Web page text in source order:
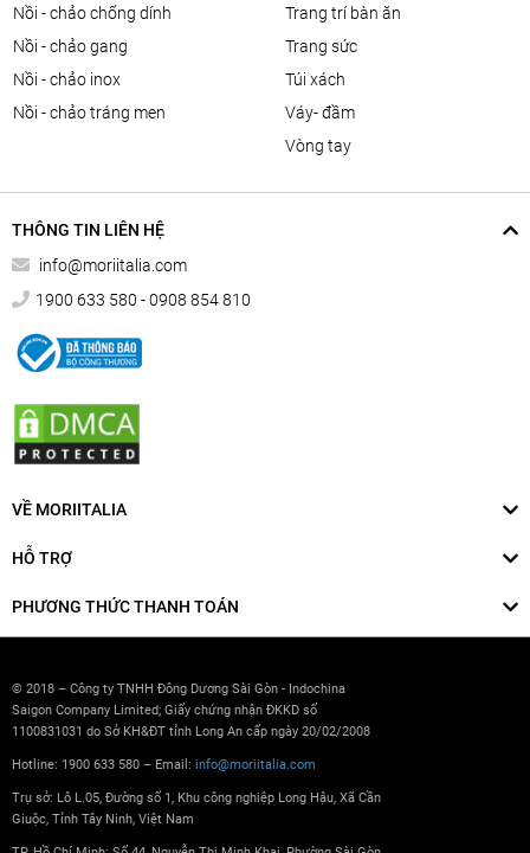
nồi - chảo chống dính
nồi - chảo gang
nồi - chảo inox
nồi - chảo tráng men
trang trí bàn ăn
trang sức
túi xách
váy- đầm
vòng tay
THÔNG TIN LIÊN HỆ
info@moriitalia.com
1900 633 580 - 0908 854 810
VỀ MORIITALIA
HỖ TRỢ
PHƯƠNG THỨC THANH TOÁN
© 2018 – Công ty TNHH Đông Dương Sài Gòn - Indochina
Saigon Company Limited; Giấy chứng nhận ĐKKD số
1100831031 do Sở KH&ĐT tỉnh Long An cấp ngày 20/02/2008
Hotline: 1900 633 580 – Email: info@moriitalia.com
Trụ sở: Lô L.05, Đường số 1, Khu công nghiệp Long Hậu, Xã Cần
Giuộc, Tỉnh Tây Ninh, Việt Nam